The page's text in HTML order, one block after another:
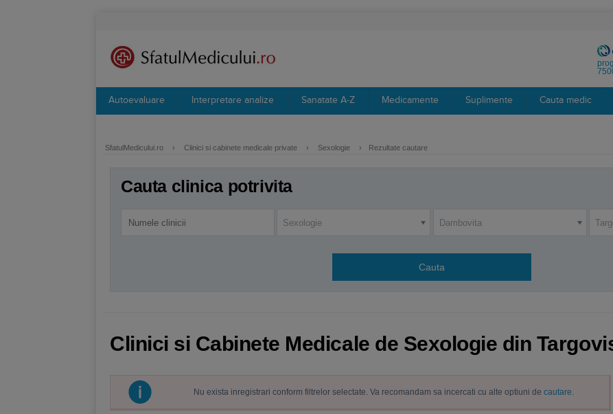
Autoevaluare Interpretare analize Sanatate A-Z Medicamente Suplimente Cauta medic
SfatulMedicului.ro › Clinici si cabinete medicale private › Sexologie › Rezultate cautare
Cauta clinica potrivita
Sexologie Dambovita
Clinici si Cabinete Medicale de Sexologie din
Nu exista inregistrari conform filtrelor selectate. Va recomandam sa incercati cu alte optiuni de cautare.